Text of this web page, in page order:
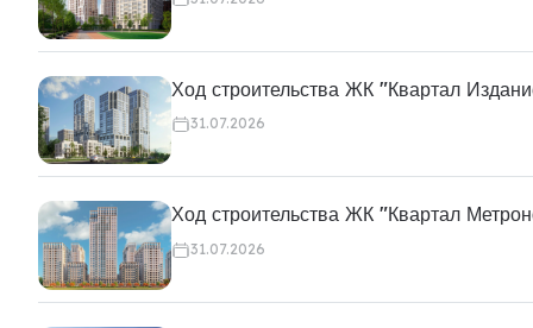
Ход строительства ЖК "Квартал
31.07.2026
Ход строительства ЖК "Квартал
31.07.2026